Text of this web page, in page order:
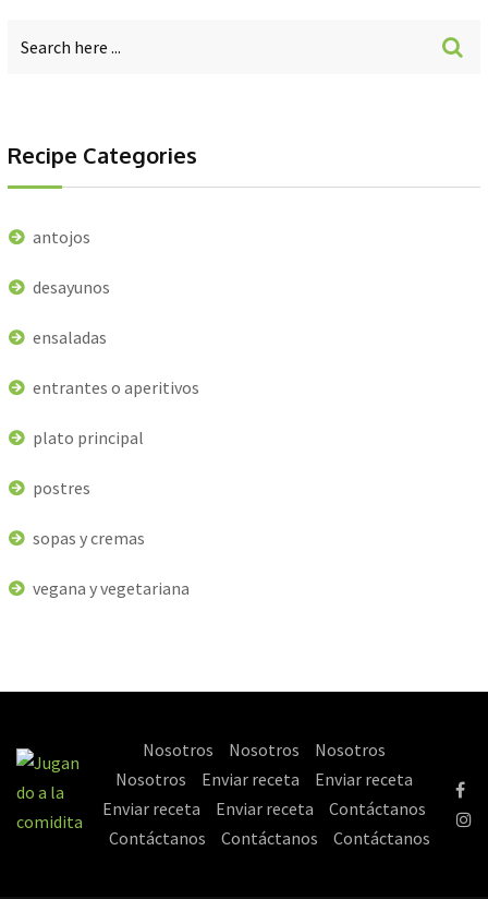
Recipe Categories
antojos
desayunos
ensaladas
entrantes o aperitivos
plato principal
postres
sopas y cremas
vegana y vegetariana
Nosotros Nosotros
Nosotros
Nosotros
Enviar receta
Enviar receta
Enviar receta
Enviar receta
Contáctanos
Contáctanos
Contáctanos Contáctanos